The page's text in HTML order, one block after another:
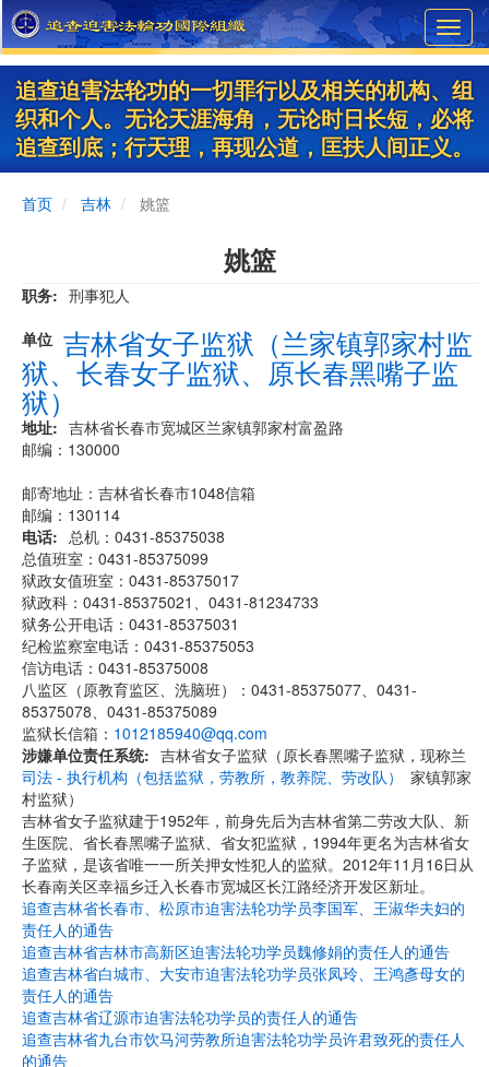
Skip
to
main
content
追查迫害法轮功的一切罪行以及相关的机构、组
织和个人。无论天涯海角，无论时日长短，必将
追查到底；行天理，再现公道，匡扶人间正义。
首页 吉林 姚篮
姚篮
职务
刑事犯人
单位 吉林省女子监狱（兰家镇郭家村监
狱、长春女子监狱、原长春黑嘴子监
狱）
地址
吉林省长春市宽城区兰家镇郭家村富盈路
邮编：130000
邮寄地址：吉林省长春市1048信箱
邮编：130114
电话
总机：0431-85375038
总值班室：0431-85375099
狱政女值班室：0431-85375017
狱政科：0431-85375021、0431-81234733
狱务公开电话：0431-85375031
纪检监察室电话：0431-85375053
信访电话：0431-85375008
八监区（原教育监区、洗脑班）：0431-85375077、0431-
85375078、0431-85375089
监狱长信箱： 1012185940@qq.com
涉嫌单位责任系统
司法 - 执行机构（包括监狱，劳教所，教养院、劳改队）
吉林省女子监狱（原长春黑嘴子监狱，现称兰
家镇郭家
村监狱）
吉林省女子监狱建于1952年，前身先后为吉林省第二劳改大队、新
生医院、省长春黑嘴子监狱、省女犯监狱，1994年更名为吉林省女
子监狱，是该省唯一一所关押女性犯人的监狱。2012年11月16日从
长春南关区幸福乡迁入长春市宽城区长江路经济开发区新址。
追查吉林省长春市、松原市迫害法轮功学员李国军、王淑华夫妇的
责任人的通告
追查吉林省吉林市高新区迫害法轮功学员魏修娟的责任人的通告
追查吉林省白城市、大安市迫害法轮功学员张凤玲、王鸿彥母女的
责任人的通告
追查吉林省辽源市迫害法轮功学员的责任人的通告
追查吉林省九台市饮马河劳教所迫害法轮功学员许君致死的责任人
的通告